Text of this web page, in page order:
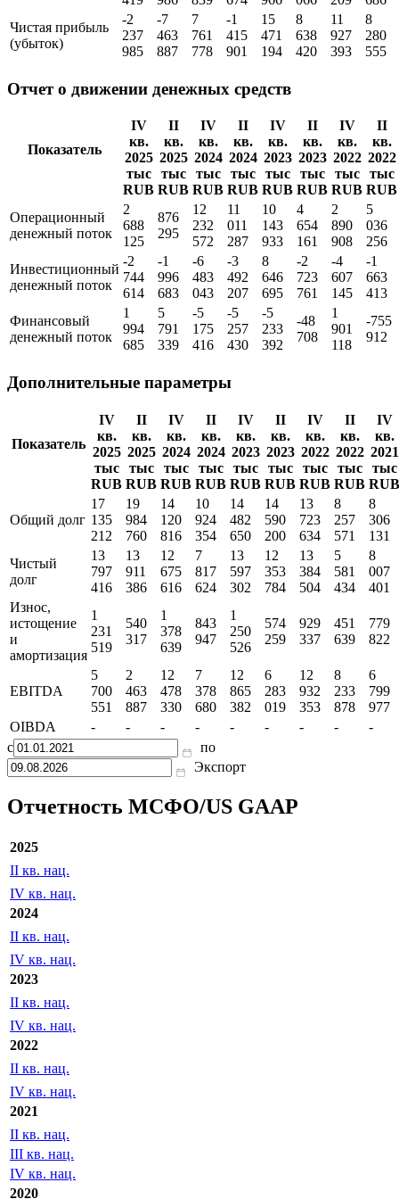
Чистая прибыль
(убыток)
-2
237
985
-7
463
887
7
761
778
-1
415
901
15
471
194
8
638
420
11
927
393
8
280
555
Отчет о движении денежных средств
Показатель
IV
кв.
2025
тыс
RUB
II
кв.
2025
тыс
RUB
IV
кв.
2024
тыс
RUB
II
кв.
2024
тыс
RUB
IV
кв.
2023
тыс
RUB
II
кв.
2023
тыс
RUB
IV
кв.
2022
тыс
RUB
II
кв.
2022
тыс
RUB
Операционный
денежный поток
2
688
125
876
295
12
232
572
11
011
287
10
143
933
4
654
161
2
890
908
5
036
256
Инвестиционный
денежный поток
-2
744
614
-1
996
683
-6
483
043
-3
492
207
8
646
695
-2
723
761
-4
607
145
-1
663
413
Финансовый
денежный поток
1
994
685
5
791
339
-5
175
416
-5
257
430
-5
233
392
-48
708
1
901
118
-755
912
Дополнительные параметры
Показатель
IV
кв.
2025
тыс
RUB
II
кв.
2025
тыс
RUB
IV
кв.
2024
тыс
RUB
II
кв.
2024
тыс
RUB
IV
кв.
2023
тыс
RUB
II
кв.
2023
тыс
RUB
IV
кв.
2022
тыс
RUB
II
кв.
2022
тыс
RUB
IV
кв.
2021
тыс
RUB
Общий долг
17
135
212
19
984
760
14
120
816
10
924
354
14
482
650
14
590
200
13
723
634
8
257
571
8
306
131
Чистый
долг
13
797
416
13
911
386
12
675
616
7
817
624
13
597
302
12
353
784
13
384
504
5
581
434
8
007
401
Износ,
истощение
и
амортизация
1
231
519
540
317
1
378
639
843
947
1
250
526
574
259
929
337
451
639
779
822
EBITDA
5
700
551
2
463
887
12
478
330
7
378
680
12
865
382
6
283
019
12
932
353
8
233
878
6
799
977
OIBDA
- - - - - - - -
-
с
по
Экспорт
Отчетность МСФО/US GAAP
2025
II кв. нац.
IV кв. нац.
2024
II кв. нац.
IV кв. нац.
2023
II кв. нац.
IV кв. нац.
2022
II кв. нац.
IV кв. нац.
2021
II кв. нац.
III кв. нац.
IV кв. нац.
2020